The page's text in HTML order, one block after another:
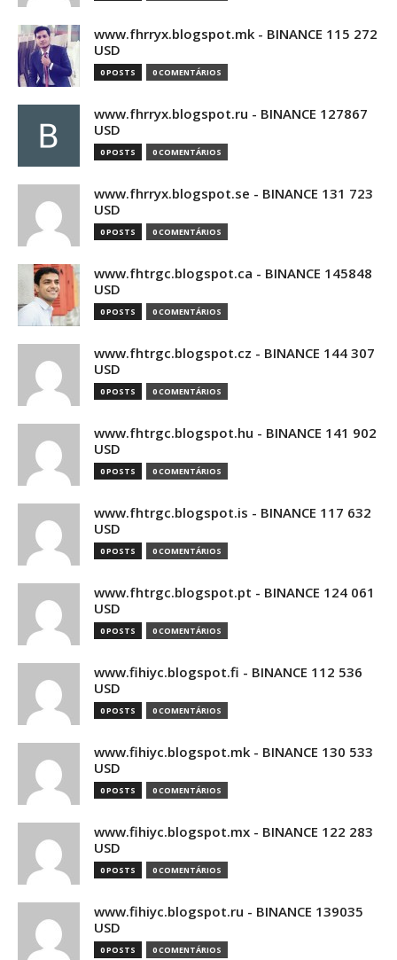
www.fhrryx.blogspot.mk - BINANCE 115 272
USD
0 POSTS 0 COMENTÁRIOS
www.fhrryx.blogspot.ru - BINANCE 127867
USD
0 POSTS 0 COMENTÁRIOS
www.fhrryx.blogspot.se - BINANCE 131 723
USD
0 POSTS 0 COMENTÁRIOS
www.fhtrgc.blogspot.ca - BINANCE 145848
USD
0 POSTS 0 COMENTÁRIOS
www.fhtrgc.blogspot.cz - BINANCE 144 307
USD
0 POSTS 0 COMENTÁRIOS
www.fhtrgc.blogspot.hu - BINANCE 141 902
USD
0 POSTS 0 COMENTÁRIOS
www.fhtrgc.blogspot.is - BINANCE 117 632
USD
0 POSTS 0 COMENTÁRIOS
www.fhtrgc.blogspot.pt - BINANCE 124 061
USD
0 POSTS 0 COMENTÁRIOS
www.fihiyc.blogspot.fi - BINANCE 112 536
USD
0 POSTS 0 COMENTÁRIOS
www.fihiyc.blogspot.mk - BINANCE 130 533
USD
0 POSTS 0 COMENTÁRIOS
www.fihiyc.blogspot.mx - BINANCE 122 283
USD
0 POSTS 0 COMENTÁRIOS
www.fihiyc.blogspot.ru - BINANCE 139035
USD
0 POSTS 0 COMENTÁRIOS